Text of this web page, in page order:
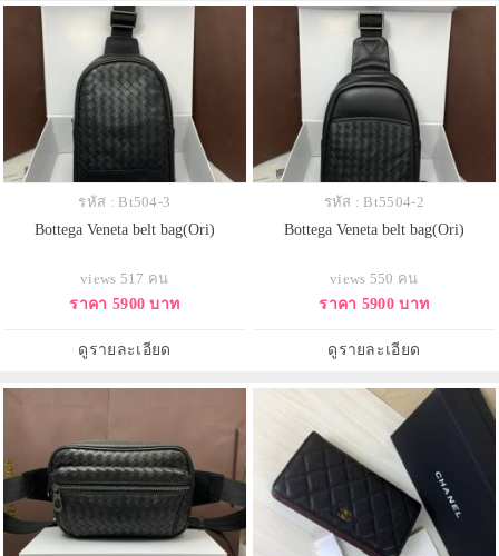
รหัส : Bt504-3
Bottega Veneta belt bag(Ori)
views 517 คน
ราคา 5900 บาท
ดูรายละเอียด
รหัส : Bt5504-2
Bottega Veneta belt bag(Ori)
views 550 คน
ราคา 5900 บาท
ดูรายละเอียด